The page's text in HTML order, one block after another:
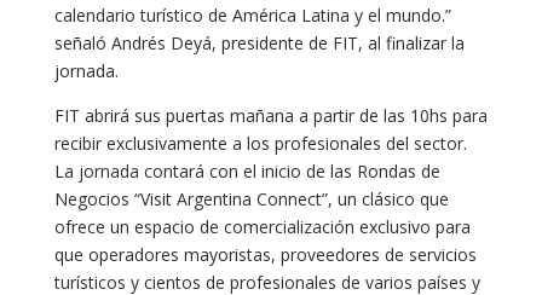
calendario turístico de América Latina y el mundo.”
señaló Andrés Deyá, presidente de FIT, al finalizar la
jornada.
FIT abrirá sus puertas mañana a partir de las 10hs para
recibir exclusivamente a los profesionales del sector.
La jornada contará con el inicio de las Rondas de
Negocios “Visit Argentina Connect”, un clásico que
ofrece un espacio de comercialización exclusivo para
que operadores mayoristas, proveedores de servicios
turísticos y cientos de profesionales de varios países y